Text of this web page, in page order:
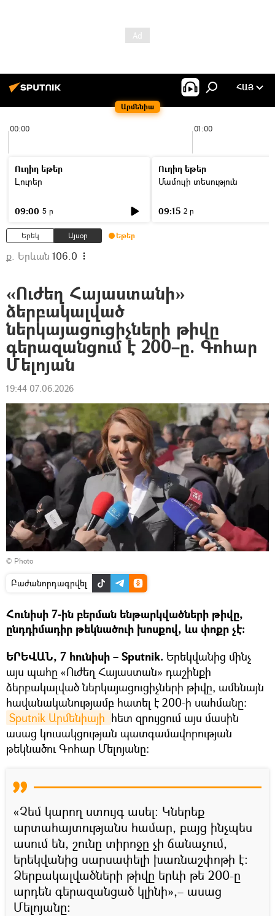
Արմենիա
ՀԱՅ
00:00 01:00
Ուղիղ եթեր
Լուրեր
09:00 5 ր
Ուղիղ եթեր
Մամուլի տեսություն
09:15 2 ր
Երեկ Այսօր Եթեր
ք. Երևան 106.0
«Ուժեղ Հայաստանի»
ձերբակալված
ներկայացուցիչների թիվը
գերազանցում է 200–ը. Գոհար
Մելոյան
19:44 07.06.2026
© Photo
Բաժանորդագրվել
Հունիսի 7-ին բերման ենթարկվածների թիվը,
ընդդիմադիր թեկնածուի խոսքով, ևս փոքր չէ։
ԵՐԵՎԱՆ, 7 հունիսի – Sputnik. Երեկվանից մինչ
այս պահը «Ուժեղ Հայաստան» դաշինքի
ձերբակալված ներկայացուցիչների թիվը, ամենայն
հավանականությամբ հատել է 200-ի սահմանը։
Sputnik Արմենիայի հետ զրույցում այս մասին
ասաց կուսակցության պատգամավորության
թեկնածու Գոհար Մելոյանը։
«Չեմ կարող ստույգ ասել։ Կներեք
արտահայտությանս համար, բայց ինչպես
ասում են, շունը տիրոջը չի ճանաչում,
երեկվանից սարսափելի խառնաշփոթի է։
Ձերբակալվածների թիվը երևի թե 200-ը
արդեն գերազանցած կլինի»,– ասաց
Մելոյանը։